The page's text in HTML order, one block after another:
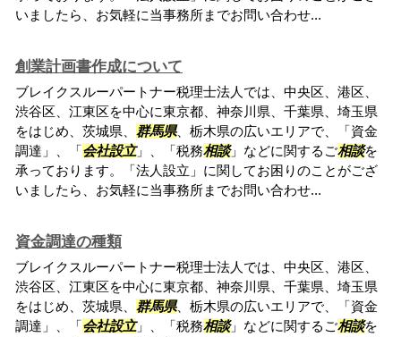
いましたら、お気軽に当事務所までお問い合わせ...
創業計画書作成について
ブレイクスルーパートナー税理士法人では、中央区、港区、
渋谷区、江東区を中心に東京都、神奈川県、千葉県、埼玉県
をはじめ、茨城県、 群馬県、栃木県の広いエリアで、「資金
調達」、「会社設立」、「税務相談」などに関するご相談を
承っております。「法人設立」に関してお困りのことがござ
いましたら、お気軽に当事務所までお問い合わせ...
資金調達の種類
ブレイクスルーパートナー税理士法人では、中央区、港区、
渋谷区、江東区を中心に東京都、神奈川県、千葉県、埼玉県
をはじめ、茨城県、 群馬県、栃木県の広いエリアで、「資金
調達」、「会社設立」、「税務相談」などに関するご相談を